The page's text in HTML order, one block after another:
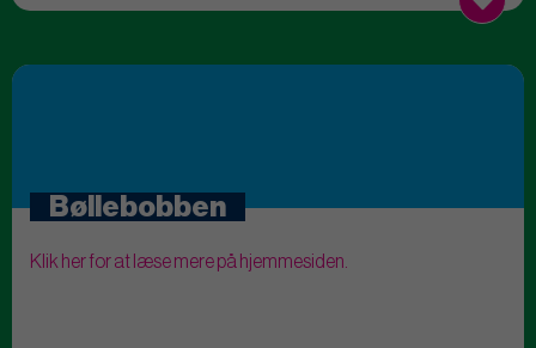
Bøllebobben
Klik her for at læse mere på hjemmesiden.